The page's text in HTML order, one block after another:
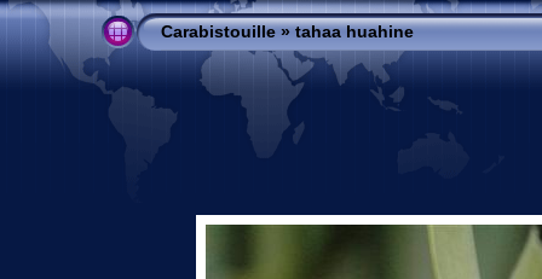
Carabistouille»tahaa huahine